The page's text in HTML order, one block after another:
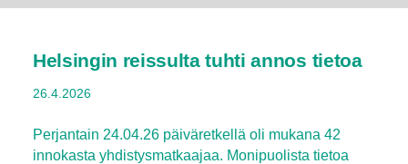
Helsingin reissulta tuhti annos tietoa
26.4.2026
Perjantain 24.04.26 päiväretkellä oli mukana 42
innokasta yhdistysmatkaajaa. Monipuolista tietoa